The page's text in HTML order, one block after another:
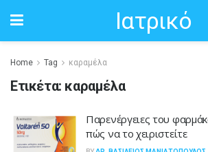
Ιατρικό
Home Tag καραμέλα
Ετικέτα: καραμέλα
Παρενέργειες του
πώς να το χειριστείτε